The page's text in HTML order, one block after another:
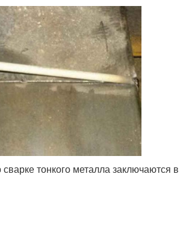
тонкого металла заключаются в